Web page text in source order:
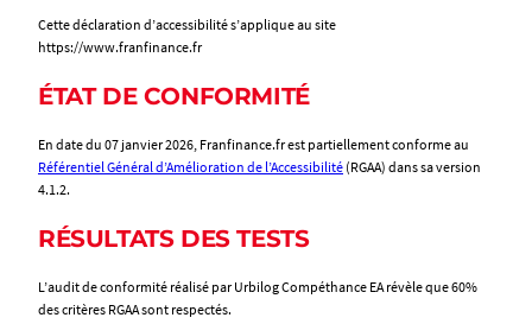
Cette déclaration d’accessibilité s’applique au site
https://www.franfinance.fr
ÉTAT DE CONFORMITÉ
En date du 07 janvier 2026, Franfinance.frest partiellement conforme au
Référentiel Général d’Amélioration de l’Accessibilité (RGAA) dans sa version
4.1.2.
RÉSULTATS DES TESTS
L’audit de conformité réalisé par Urbilog Compéthance EA révèle que 60%
des critères RGAA sont respectés.